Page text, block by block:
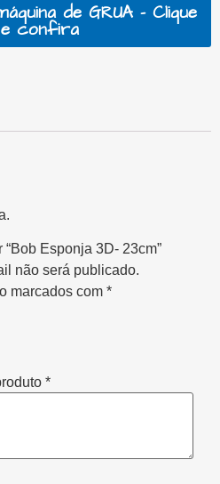
de GRUA - Clique
e confira
Esponja 3D- 23cm”
não será publicado.
marcados com *
*